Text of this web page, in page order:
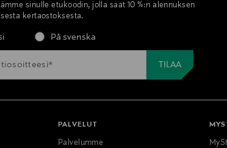
sinulle etukoodin, jolla saat 10 %:n alennuksen
kertaostoksesta.
På svenska
PALVELUT
Palvelumme